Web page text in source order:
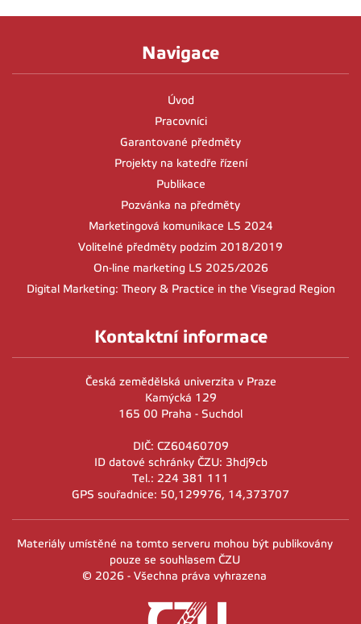
Navigace
Úvod
Pracovníci
Garantované předměty
Projekty na katedře řízení
Publikace
Pozvánka na předměty
Marketingová komunikace LS 2024
Volitelné předměty podzim 2018/2019
On-line marketing LS 2025/2026
Digital Marketing: Theory & Practice in the Visegrad Region
Kontaktní informace
Česká zemědělská univerzita v Praze
Kamýcká 129
165 00 Praha - Suchdol
DIČ: CZ60460709
ID datové schránky ČZU: 3hdj9cb
Tel.: 224 381 111
GPS souřadnice: 50,129976, 14,373707
Materiály umístěné na tomto serveru mohou být publikovány
pouze se souhlasem ČZU
© 2026 - Všechna práva vyhrazena